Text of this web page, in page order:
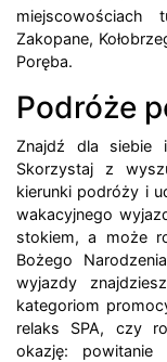
Zakopane,
Poręba.
Podróże
Znajdź dla siebie
Skorzystaj z
kierunki podróży i
wakacyjnego
stokiem, a może
Bożego
wyjazdy
kategoriom
relaks SPA, czy
okazję: